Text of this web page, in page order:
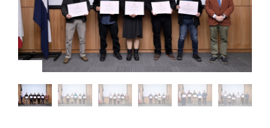
Estudiantes
Académicos
Funcionarios
Alumni